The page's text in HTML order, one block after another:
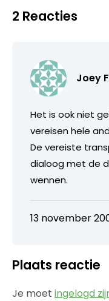
2 Reacties
Joey
Het is ook niet
vereisen hele
De vereiste
dialoog met de
wennen.
13 november
Plaats reactie
Je moet ingelogd